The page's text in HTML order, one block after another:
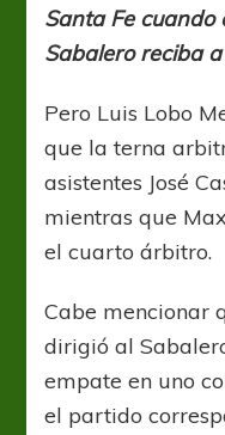
Santa Fe cuando
Sabalero reciba
Pero Luis Lobo
que la terna
asistentes José
mientras que
el cuarto árbitro.
Cabe mencionar
dirigió al
empate en uno
el partido